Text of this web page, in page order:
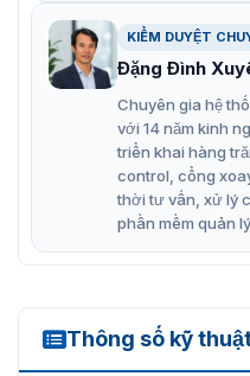
Đèn Smart-Hybrid, tối
các tùy chọn chiếu
KIỂM DUYỆT
Đặng Đình
Chuyên gia hệ
với 14 năm kinh
triển khai hàng
control, cổng
thời tư vấn, xử lý
phần mềm quản
Thông số kỹ
DS-2CE12KF3T-L